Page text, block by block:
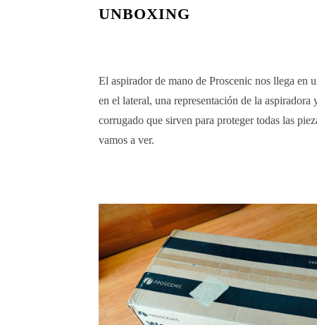
UNBOXING
El aspirador de mano de Proscenic nos llega en
en el lateral, una representación de la
corrugado que sirven para proteger todas las
vamos a ver.